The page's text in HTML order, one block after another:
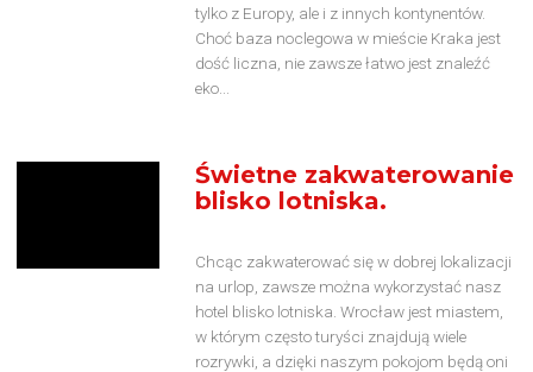
tylko z Europy, ale i z innych kontynentów.
Choć baza noclegowa w mieście Kraka jest
dość liczna, nie zawsze łatwo jest znaleźć
eko...
Świetne zakwaterowanie
blisko lotniska.
Chcąc zakwaterować się w dobrej lokalizacji
na urlop, zawsze można wykorzystać nasz
hotel blisko lotniska. Wrocław jest miastem,
w którym często turyści znajdują wiele
rozrywki, a dzięki naszym pokojom będą oni